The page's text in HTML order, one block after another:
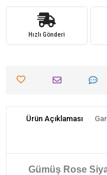
Hızlı Gönderi
Ürün Açıklaması
Gümüş Rose